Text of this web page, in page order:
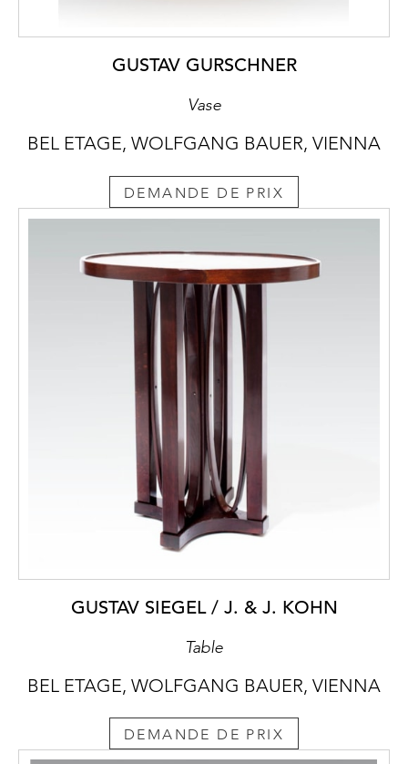
GUSTAV GURSCHNER
Vase
BEL ETAGE, WOLFGANG BAUER, VIENNA
DEMANDE DE PRIX
GUSTAV SIEGEL / J. & J. KOHN
Table
BEL ETAGE, WOLFGANG BAUER, VIENNA
DEMANDE DE PRIX